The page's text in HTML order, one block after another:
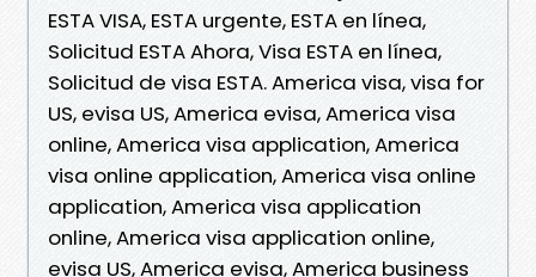
ESTA VISA, ESTA urgente, ESTA en línea,
Solicitud ESTA Ahora, Visa ESTA en línea,
Solicitud de visa ESTA. America visa, visa for
US, evisa US, America evisa, America visa
online, America visa application, America
visa online application, America visa online
application, America visa application
online, America visa application online,
evisa US, America evisa, America business